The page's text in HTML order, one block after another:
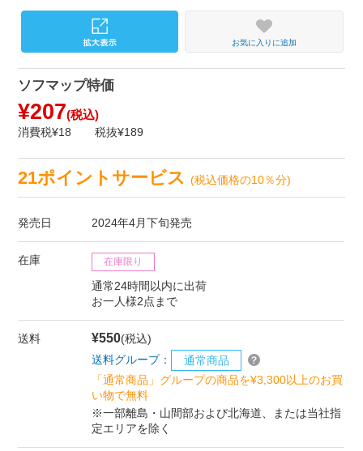
お気に入りに追加
ソフマップ特価
¥207(税込)
消費税¥18 税抜¥189
21ポイントサービス(税込価格の10％分)
発売日 2024年4月下旬発売
在庫 在庫限り
通常24時間以内に出荷
お一人様2点まで
送料 ¥550(税込)
送料グループ：
通常商品
「通常商品」グループの商品を¥3,300以上のお買
い物で無料
※一部離島・山間部および北海道、または当社指
定エリアを除く